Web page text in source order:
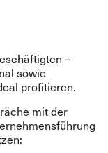
–
sowie
profitieren.
mit der